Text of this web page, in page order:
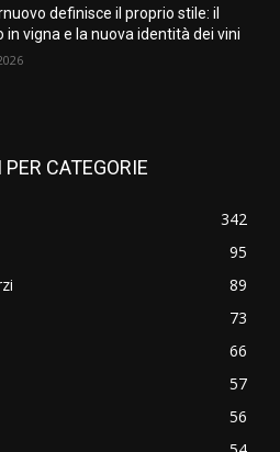
definisce il proprio stile: il
in vigna e la nuova identità dei vini
CATEGORIE
342
95
89
73
66
57
56